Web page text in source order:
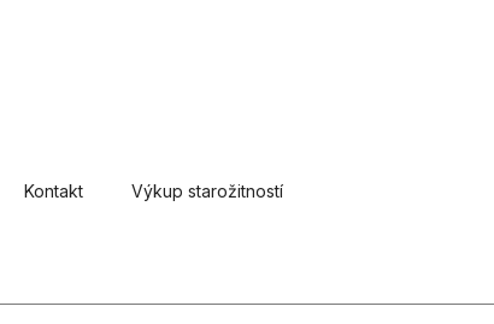
Kontakt Výkup starožitností